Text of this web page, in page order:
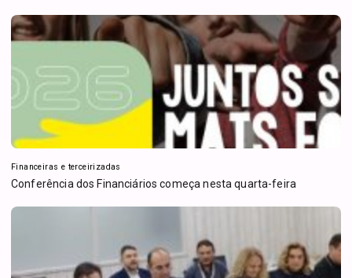
Financeiras e terceirizadas
Conferência dos Financiários começa nesta quarta-feira